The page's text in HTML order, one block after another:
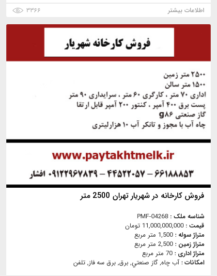
اطلاعات بیشتر
۳۳۶۶
فروش کارخانه در شهریار تهران 2500 متر
شناسه ملک : PMF-04268
قیمت : 11,000,000,000 تومان
متراژ سوله : 1,500 متر مربع
متراژ زمین : 2,500 متر مربع
متراژ اداری : 70 متر مربع
امکانات :آب چاه, گاز صنعتي, برق, برق سه فاز, تلفن